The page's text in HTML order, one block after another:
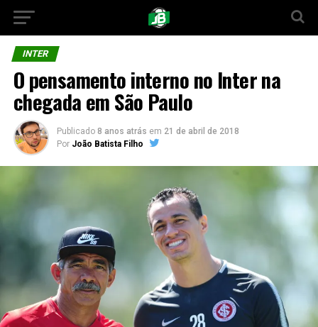
INTER
O pensamento interno no Inter na
chegada em São Paulo
Publicado 8 anos atrás em 21 de abril de 2018
Por João Batista Filho